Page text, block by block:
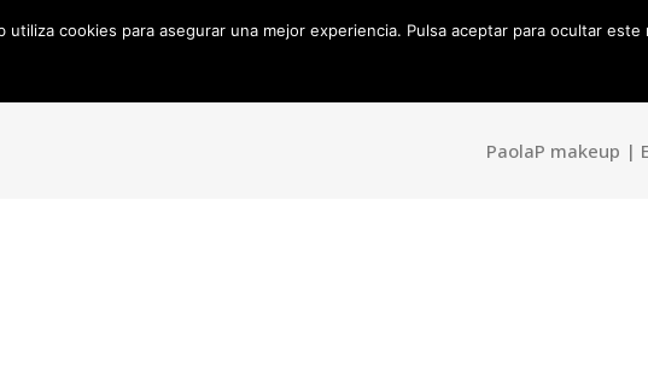
Doll
PaolaP makeup |
utiliza cookies para asegurar una mejor experiencia. Pulsa aceptar para ocultar este